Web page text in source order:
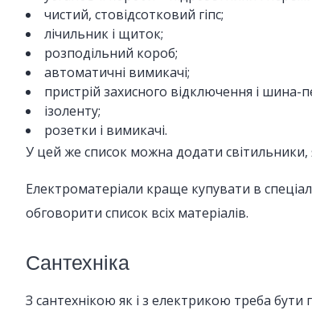
чистий, стовідсотковий гіпс;
лічильник і щиток;
розподільний короб;
автоматичні вимикачі;
пристрій захисного відключення і шина-
ізоленту;
розетки і вимикачі.
У цей же список можна додати світильники,
Електроматеріали краще купувати в
обговорити список всіх матеріалів.
Сантехніка
З сантехнікою як і з електрикою треба